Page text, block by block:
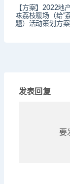
【方案】2022地
味荔枝暖场（给“
题）活动策划方
发表回复
要